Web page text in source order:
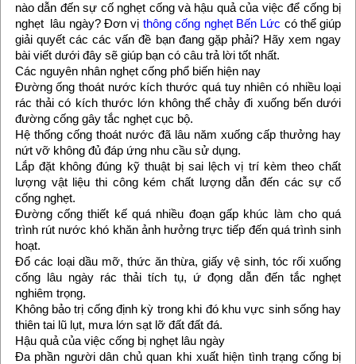
nào dẫn đến sự cố nghẹt cống và hậu quả của việc để cống bị
nghẹt lâu ngày? Đơn vị thông cống nghẹt Bến Lức có thể giúp
giải quyết các các vấn đề bạn đang gặp phải? Hãy xem ngay
bài viết dưới đây sẽ giúp bạn có câu trả lời tốt nhất.
Các nguyên nhân nghẹt cống phổ biến hiện nay
Đường ống thoát nước kích thước quá tuy nhiên có nhiều loại
rác thải có kích thước lớn không thể chảy đi xuống bến dưới
đường cống gây tắc nghẹt cục bộ.
Hệ thống cống thoát nước đã lâu năm xuống cấp thưởng hay
nứt vỡ không đủ đáp ứng nhu cầu sử dụng.
Lắp đặt không đúng kỹ thuật bị sai lệch vị trí kèm theo chất
lượng vật liệu thi công kém chất lượng dẫn đến các sự cố
cống nghẹt.
Đường cống thiết kế quá nhiều đoạn gấp khúc làm cho quá
trình rút nước khó khăn ảnh hưởng trực tiếp đến quá trình sinh
hoạt.
Đổ các loại dầu mỡ, thức ăn thừa, giấy vệ sinh, tóc rối xuống
cống lâu ngày rác thải tích tụ, ứ đọng dẫn đến tắc nghẹt
nghiêm trọng.
Không bảo trị cống định kỳ trong khi đó khu vực sinh sống hay
thiên tai lũ lụt, mưa lớn sạt lỡ đất đất đá.
Hậu quả của việc cống bị nghẹt lâu ngày
Đa phần người dân chủ quan khi xuất hiện tình trạng cống bị